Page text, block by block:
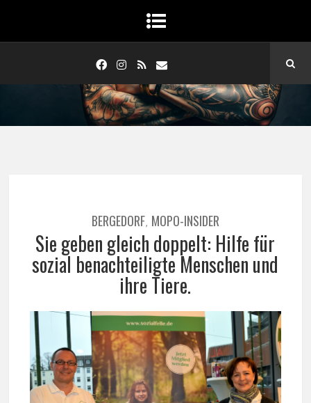
BERGEDORF, MOPO-INSIDER
Sie geben gleich doppelt: Hilfe für
sozial benachteiligte Menschen und
ihre Tiere.